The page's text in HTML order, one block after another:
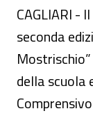
CAGLIARI -
seconda
della scuola